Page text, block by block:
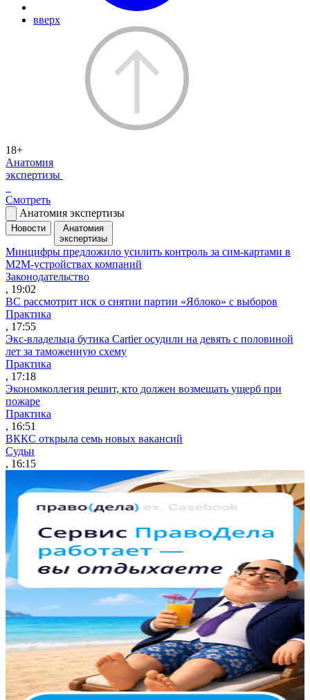
вверх
18+
Анатомия
экспертизы
Смотреть
Анатомия экспертизы
Новости
Анатомия
экспертизы
Минцифры предложило усилить контроль за сим-картами в
M2M-устройствах компаний
Законодательство
, 19:02
ВС рассмотрит иск о снятии партии «Яблоко» с выборов
Практика
, 17:55
Экс-владельца бутика Cartier осудили на девять с половиной
лет за таможенную схему
Практика
, 17:18
Экономколлегия решит, кто должен возмещать ущерб при
пожаре
Практика
, 16:51
ВККС открыла семь новых вакансий
Судьи
, 16:15